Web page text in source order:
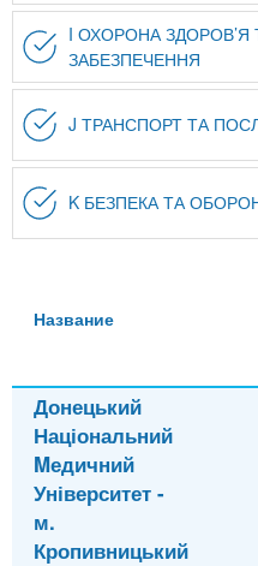
I ОХОРОНА ЗДОРОВ’Я
ЗАБЕЗПЕЧЕННЯ
J ТРАНСПОРТ ТА
K БЕЗПЕКА ТА
Название
Донецький
Національний
Mедичний
Університет -
м.
Кропивницький